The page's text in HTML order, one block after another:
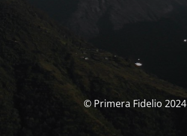
© Primera Fidelio 2024